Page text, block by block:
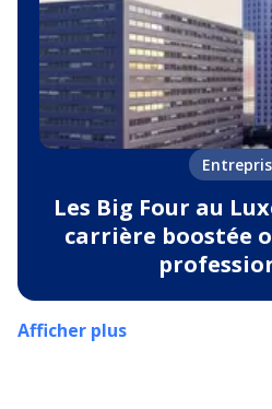
Les Big Four au
carrière boostée
Afficher plus